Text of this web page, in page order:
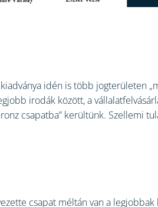
idén is több jogterületen
irodák között, a
csapatba” kerültünk. Szellemi
csapat méltán van a